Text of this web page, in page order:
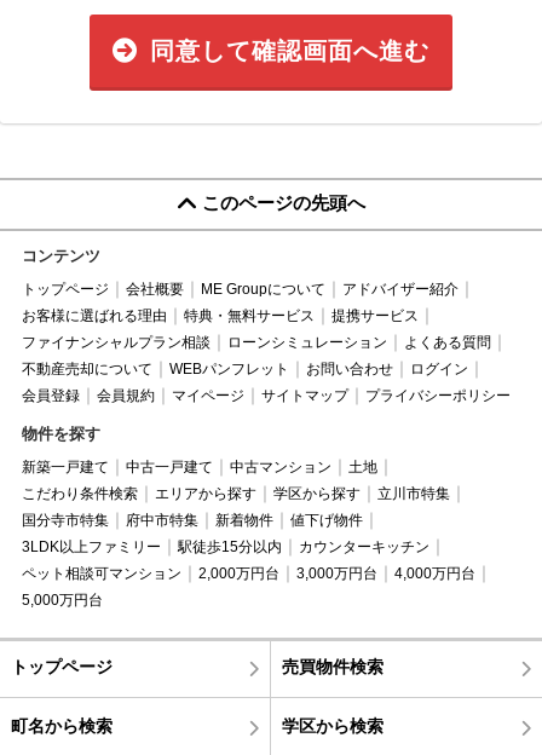
同意して確認画面へ進む
このページの先頭へ
コンテンツ
トップページ 会社概要 ME Groupについて
アドバイザー紹介
お客様に選ばれる理由
特典・無料サービス
提携サービス
ファイナンシャルプラン相談
ローンシミュレーション
よくある質問
不動産売却について
WEBパンフレット お問い合わせ
ログイン
会員登録
会員規約 マイページ サイトマップ プライバシーポリシー
物件を探す
新築一戸建て 中古一戸建て 中古マンション
土地
こだわり条件検索
エリアから探す 学区から探す
立川市特集
国分寺市特集
府中市特集 新着物件
値下げ物件
3LDK以上ファミリー
駅徒歩15分以内
カウンターキッチン
ペット相談可マンション
2,000万円台 3,000万円台
4,000万円台
5,000万円台
トップページ 売買物件検索
町名から検索 学区から検索